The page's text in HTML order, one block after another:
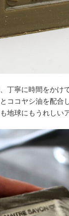
丁寧に時間をかけ
ココヤシ油を配合
地球にもうれしい